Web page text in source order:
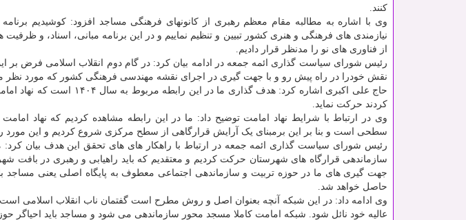
کنند.
وی با اشاره به مطالبه مقام معظم رهبری از کانونهای فرهنگی مساجد افزود: کوشیدیم
نیازمندی های فرهنگی و هنری کشور تبیین و تنظیم نماییم و در این برنامه مبانی، اسناد، و
از فناوری های نو را مدنظر قرار دادیم.
رئیس شورای سیاست گذاری ائمه جمعه در ادامه بیان کرد: در گام دوم انقلاب اسلامی فرض بر
نقش خودرا در راه پیش رو و با جهت گیری در اجرای نقشه مهندسی فرهنگی کشور که مورد نظر
حاج علی اکبری اشاره کرد: هدف
کردند حرکت نماید.
وی در ارتباط با شرایط نهاد امامت توضیح داد: ما در این رابطه مشاهده کردیم که نهاد
سطحی است و بنا بر این برمبنای یک آرایش قرارگاهی از سطح مرکزی شروع کردیم و این مورد
رئیس شورای سیاست گذاری ائمه جمعه در ارتباط با راهکار های های تحقق این هدف بیان
سازماندهی قرارگاه های شهرستان حرکت کردیم و معتقدیم که باید راهیابی و رهبری در
جهت گیری های ما در حوزه تربیت و سازماندهی اجتماعی معطوف به پایگاه اصلی یعنی مساجد
حاصل خواهد شد.
وی ادامه داد: در این شبکه آنچه بعنوان اصل و روش مطرح است گفتمان ناب انقلاب اسلامی است
عالیه خود نائل شود. شبکه امامت کاملا مسجد محور سازماندهی می شود و مساجد باید احیاگر